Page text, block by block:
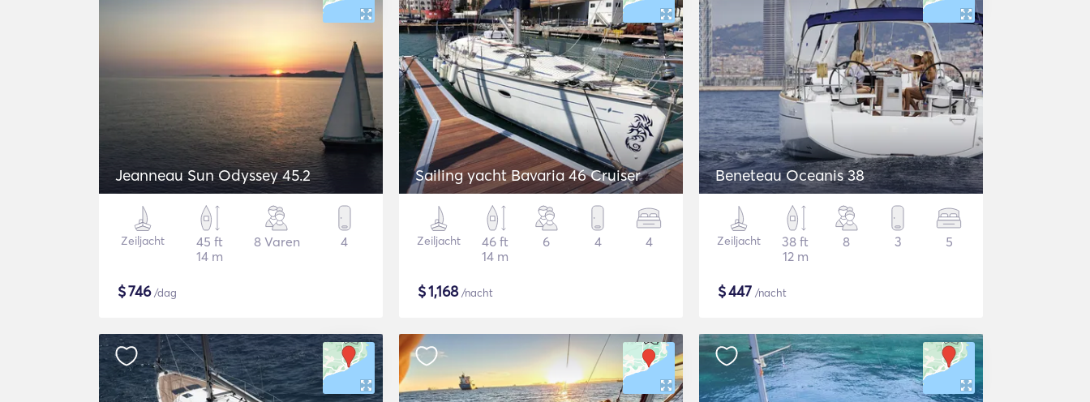
Jeanneau Sun Odyssey 45.2
Zeiljacht
45 ft
14 m
8 Varen 4
$746/dag
Sailing yacht Bavaria 46 Cruiser
Zeiljacht
46 ft
14 m
6 4 4
$1,168/nacht
Beneteau Oceanis 38
Zeiljacht
38 ft
12 m
8 3 5
$447 /nacht